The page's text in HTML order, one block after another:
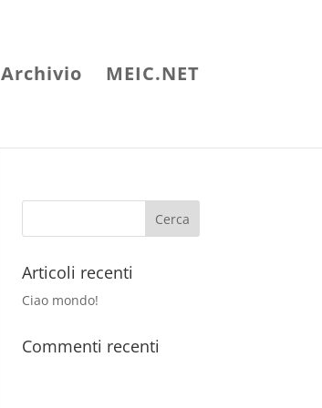
Archivio MEIC.NET
Articoli recenti
Ciao mondo!
Commenti recenti